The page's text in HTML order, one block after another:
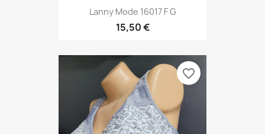
Lanny Mode 16017 F G
15,50 €
favorite_border